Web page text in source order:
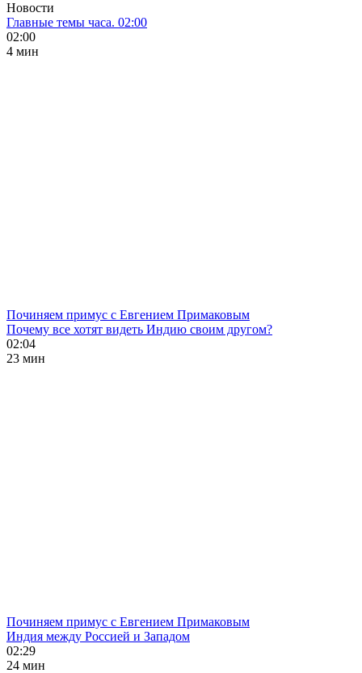
Новости
Главные темы часа. 02:00
02:00
4 мин
Починяем примус с Евгением Примаковым
Почему все хотят видеть Индию своим другом?
02:04
23 мин
Починяем примус с Евгением Примаковым
Индия между Россией и Западом
02:29
24 мин